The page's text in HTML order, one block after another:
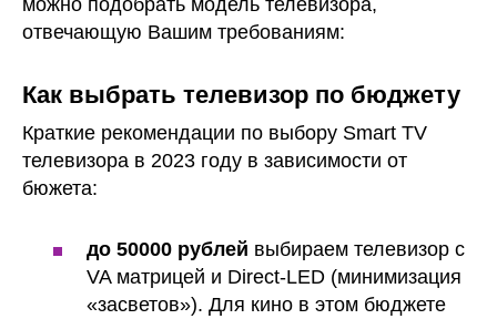
отвечающую Вашим требованиям:
Как выбрать телевизор по бюджету
Краткие рекомендации по выбору Smart TV
телевизора в 2023 году в зависимости от
бюжета:
до 50000 рублей выбираем телевизор с
VA матрицей и Direct-LED (минимизация
«засветов»). Для кино в этом бюджете